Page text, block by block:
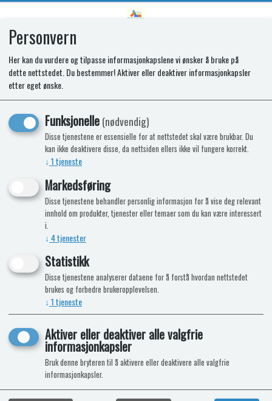
Kjøleskap N4142-A
Personvern
Her kan du vurdere og tilpasse informasjonkapslene vi ønsker å bruke på
dette nettstedet. Du bestemmer! Aktiver eller deaktiver informasjonkapsler
etter eget ønske.
Funksjonelle(nødvendig)
Disse tjenestene er essensielle for at nettstedet skal være brukbar. Du
kan ikke deaktivere disse, da nettsiden ellers ikke vil fungere korrekt.
↓ 1tjeneste
Markedsføring
Disse tjenestene behandler personlig informasjon for å vise deg relevant
innhold om produkter, tjenester eller temaer som du kan være interessert
i.
↓ 4tjenester
Statistikk
Disse tjenestene analyserer dataene for å forstå hvordan nettstedet
brukes og forbedre brukeropplevelsen.
↓ 1tjeneste
Aktiver eller deaktiver alle valgfrie
informasjonkapsler
Bruk denne bryteren til å aktivere eller deaktivere alle valgfrie
informasjonkapsler.